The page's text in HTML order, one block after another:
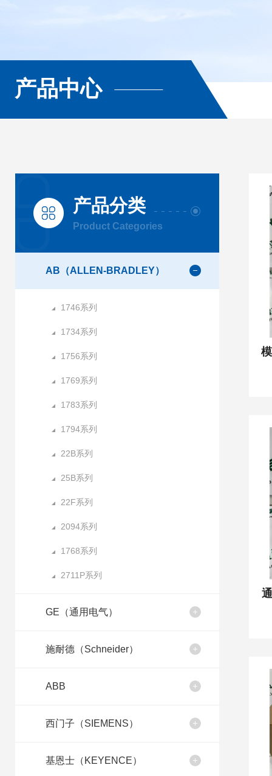
产品中心
产品分类
Product Categories
AB（ALLEN-BRADLEY）
1746系列
1734系列
1756系列
1769系列
1783系列
1794系列
22B系列
25B系列
22F系列
2094系列
1768系列
2711P系列
GE（通用电气）
施耐德（Schneider）
ABB
西门子（SIEMENS）
基恩士（KEYENCE）